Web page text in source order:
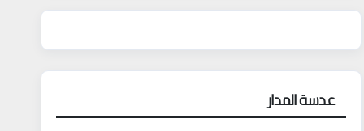
عدسة المدار